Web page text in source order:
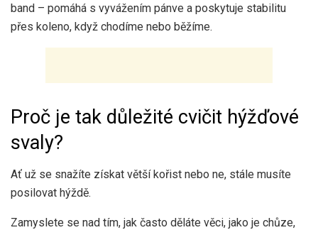
band – pomáhá s vyvážením pánve a poskytuje stabilitu
přes koleno, když chodíme nebo běžíme.
Proč je tak důležité cvičit hýžďové
svaly?
Ať už se snažíte získat větší kořist nebo ne, stále musíte
posilovat hýždě.
Zamyslete se nad tím, jak často děláte věci, jako je chůze,